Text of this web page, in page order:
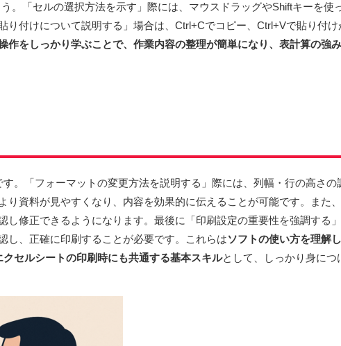
。「セルの選択方法を示す」際には、マウスドラッグやShiftキーを使
付けについて説明する」場合は、Ctrl+Cでコピー、Ctrl+Vで貼り付
作をしっかり学ぶことで、作業内容の整理が簡単になり、表計算の強
す。「フォーマットの変更方法を説明する」際には、列幅・行の高さの
り資料が見やすくなり、内容を効果的に伝えることが可能です。また
修正できるようになります。最後に「印刷設定の重要性を強調する」
し、正確に印刷することが必要です。これらはソフトの使い方を理解
セルシートの印刷時にも共通する基本スキルとして、しっかり身につ